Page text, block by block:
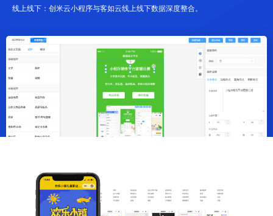
线上线下：创米云小程序与客如云线上线下数据深度整合。